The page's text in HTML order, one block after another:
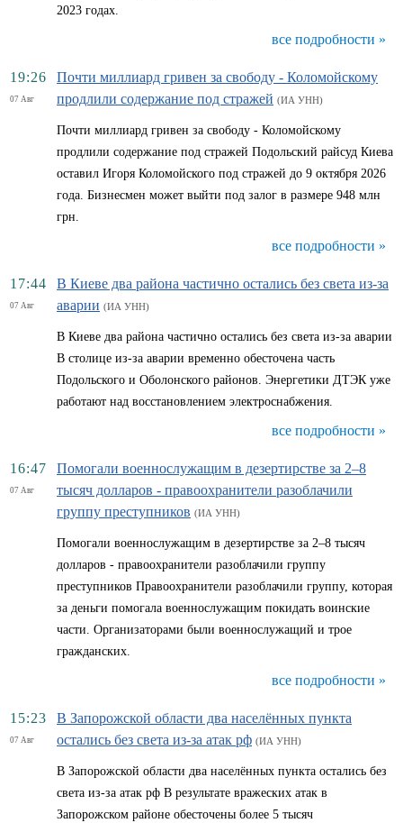
2023 годах.
все подробности »
19:26
07 Авг
Почти миллиард гривен за свободу - Коломойскому
продлили содержание под стражей (ИА УНН)
Почти миллиард гривен за свободу - Коломойскому
продлили содержание под стражей Подольский райсуд Киева
оставил Игоря Коломойского под стражей до 9 октября 2026
года. Бизнесмен может выйти под залог в размере 948 млн
грн.
все подробности »
17:44
07 Авг
В Киеве два района частично остались без света из-за
аварии (ИА УНН)
В Киеве два района частично остались без света из-за аварии
В столице из-за аварии временно обесточена часть
Подольского и Оболонского районов. Энергетики ДТЭК уже
работают над восстановлением электроснабжения.
все подробности »
16:47
07 Авг
Помогали военнослужащим в дезертирстве за 2–8
тысяч долларов - правоохранители разоблачили
группу преступников (ИА УНН)
Помогали военнослужащим в дезертирстве за 2–8 тысяч
долларов - правоохранители разоблачили группу
преступников Правоохранители разоблачили группу, которая
за деньги помогала военнослужащим покидать воинские
части. Организаторами были военнослужащий и трое
гражданских.
все подробности »
15:23
07 Авг
В Запорожской области два населённых пункта
остались без света из-за атак рф (ИА УНН)
В Запорожской области два населённых пункта остались без
света из-за атак рф В результате вражеских атак в
Запорожском районе обесточены более 5 тысяч